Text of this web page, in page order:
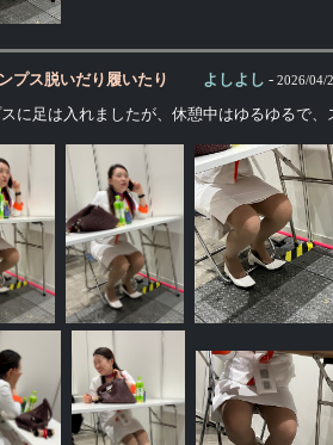
プス脱いだり履いたり よしよし - 2026/04/
に足は入れましたが、休憩中はゆるゆるで